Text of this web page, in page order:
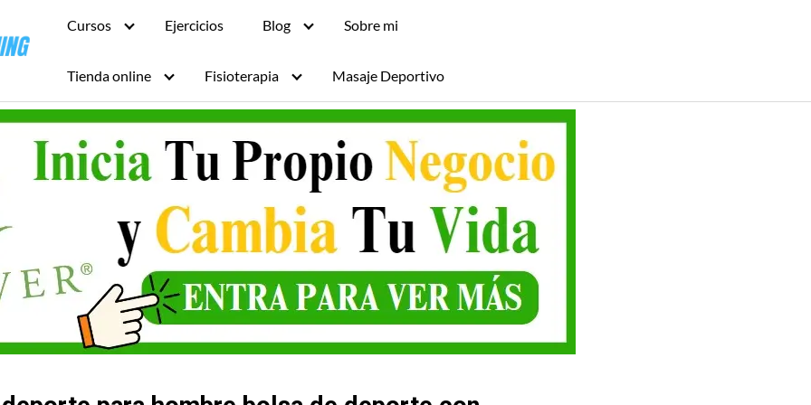
Cursos Ejercicios Blog Sobre mi
Tienda online Fisioterapia Masaje Deportivo